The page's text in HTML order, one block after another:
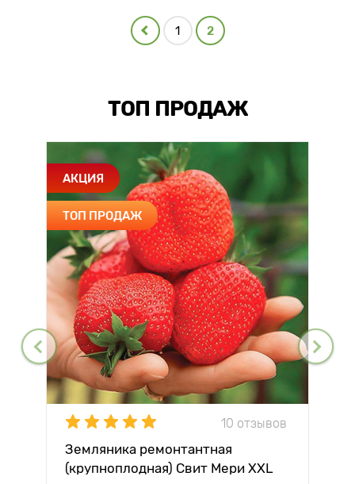
1 2
ТОП ПРОДАЖ
АКЦИЯ
ТОП ПРОДАЖ
10 отзывов
Земляника ремонтантная
(крупноплодная) Свит Мери XXL